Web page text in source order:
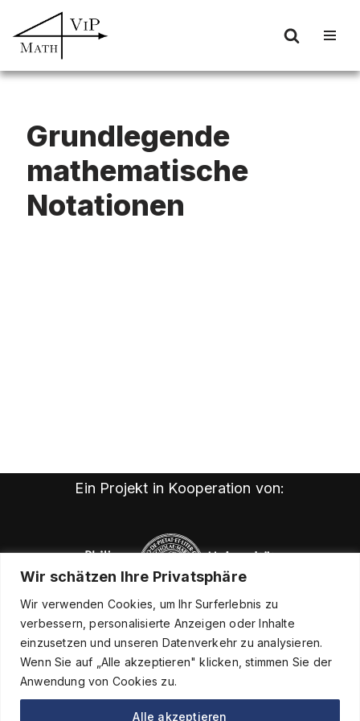
Wir schätzen Ihre Privatsphäre
Wir verwenden Cookies, um Ihr Surferlebnis zu
verbessern, personalisierte Anzeigen oder Inhalte
einzusetzen und unseren Datenverkehr zu analysieren.
Wenn Sie auf „Alle akzeptieren" klicken, stimmen Sie der
Anwendung von Cookies zu.
Alle akzeptieren
Zum
Inhalt
Grundlegende
mathematische
Notationen
Ein Projekt in Kooperation von: